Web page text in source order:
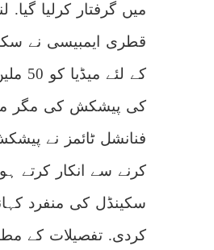
میں گرفتار کرلیا گیا.
قطری ایمبیسی نے
کے لئے
کی پیشکش کی مگر
فنانشل ٹائمز نے
کرنے سے انکار کرتے
سکینڈل کی منفرد
کردی. تفصیلات کے